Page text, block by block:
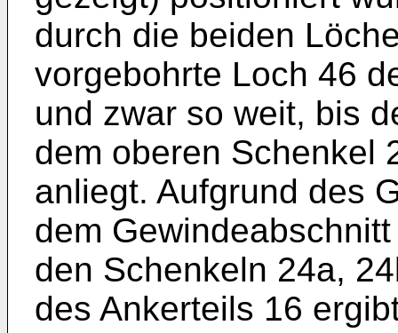
durch die beiden
vorgebohrte Loch 46
und zwar so weit, bis
dem oberen Schenkel
anliegt. Aufgrund des
dem
den Schenkeln 24a,
des Ankerteils 16